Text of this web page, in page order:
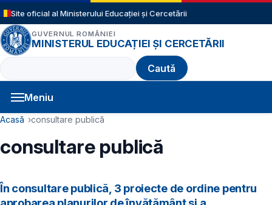
Sari la conținutul principal
Site oficial al Ministerului Educației și Cercetării
GUVERNUL ROMÂNIEI
MINISTERUL EDUCAȚIEI ȘI CERCETĂRII
Caută
Meniu
Navigație principală
Cale de navigare
Acasă consultare publică
consultare publică
În consultare publică, 3 proiecte de ordine pentru